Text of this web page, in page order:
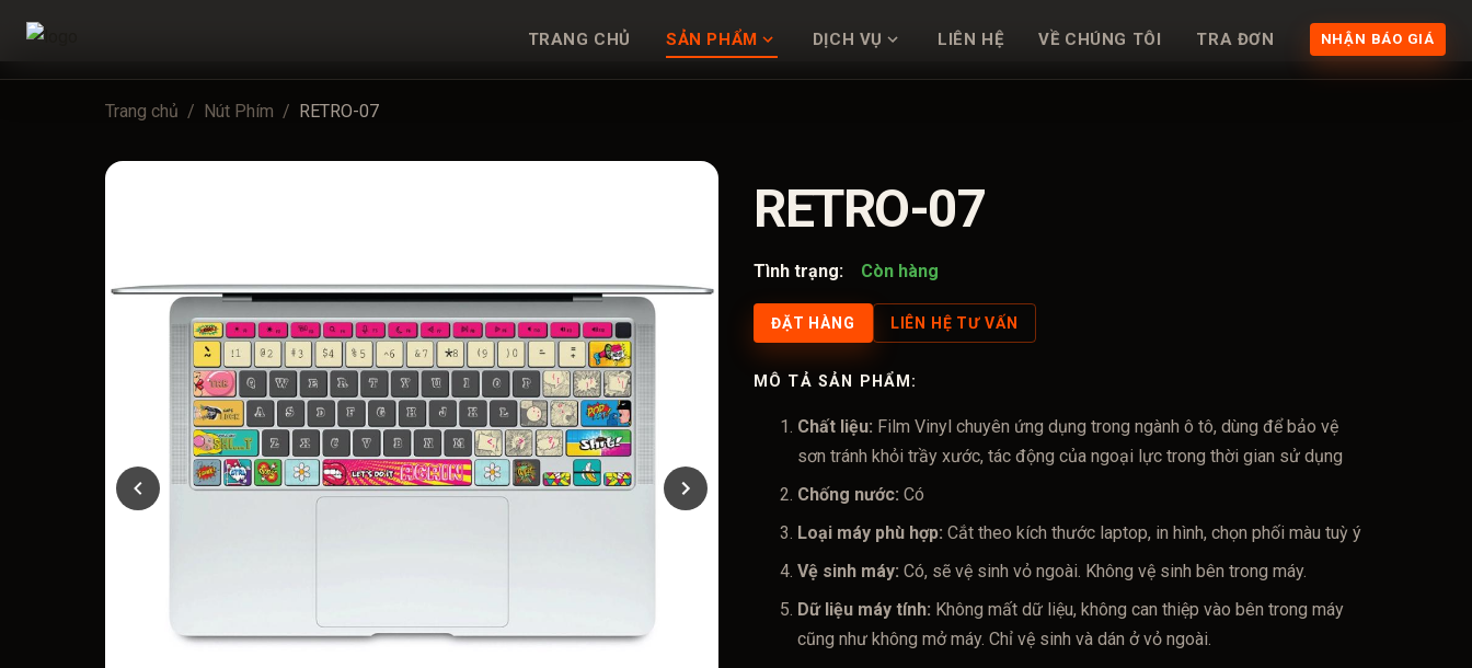
TRANG CHỦ SẢN PHẨM DỊCH VỤ LIÊN HỆ VỀ CHÚNG TÔI TRA ĐƠN NHẬN BÁO GIÁ
Trang chủ / Nút Phím / RETRO-07
RETRO-07
Tình trạng: Còn hàng
ĐẶT HÀNG LIÊN HỆ TƯ VẤN
MÔ TẢ SẢN PHẨM:
Chất liệu: Film Vinyl chuyên ứng dụng trong ngành ô tô, dùng để bảo vệ
sơn tránh khỏi trầy xước, tác động của ngoại lực trong thời gian sử dụng
Chống nước: Có
Loại máy phù hợp: Cắt theo kích thước laptop, in hình, chọn phối màu tuỳ ý
Vệ sinh máy: Có, sẽ vệ sinh vỏ ngoài. Không vệ sinh bên trong máy.
Dữ liệu máy tính: Không mất dữ liệu, không can thiệp vào bên trong máy
cũng như không mở máy. Chỉ vệ sinh và dán ở vỏ ngoài.